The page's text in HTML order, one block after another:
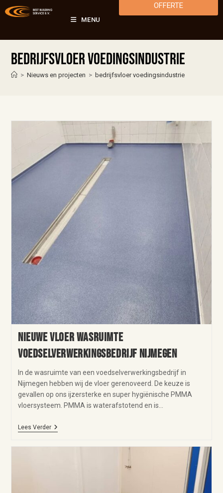
MENU
OFFERTE
bedrijfsvloer voedingsindustrie
> Nieuws en projecten > bedrijfsvloer voedingsindustrie
Nieuwe vloer wasruimte
voedselverwerkingsbedrijf Nijmegen
In de wasruimte van een voedselverwerkingsbedrijf in
Nijmegen hebben wij de vloer gerenoveerd. De keuze is
gevallen op ons ijzersterke en super hygiënische PMMA
vloersysteem. PMMA is waterafstotend en is…
Lees Verder